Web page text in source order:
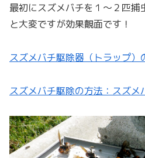
最初にスズメバチを１〜２匹捕
と大変ですが効果覿面です！
スズメバチ駆除器（トラップ）
スズメバチ駆除の方法：スズメ